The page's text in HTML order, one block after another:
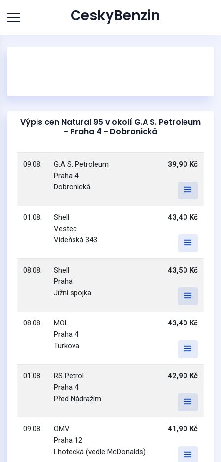
CeskyBenzin
Výpis cen Natural 95 v okolí G.A S. Petroleum
- Praha 4 - Dobronická
09.08.
G.A S. Petroleum
Praha 4
Dobronická
39,90 Kč
01.08.
Shell
Vestec
Vídeňská 343
43,40 Kč
08.08.
Shell
Praha
Jižní spojka
43,50 Kč
08.08.
MOL
Praha 4
Türkova
43,40 Kč
01.08.
RS Petrol
Praha 4
Před Nádražím
42,90 Kč
09.08.
OMV
Praha 12
Lhotecká (vedle McDonalds)
41,90 Kč